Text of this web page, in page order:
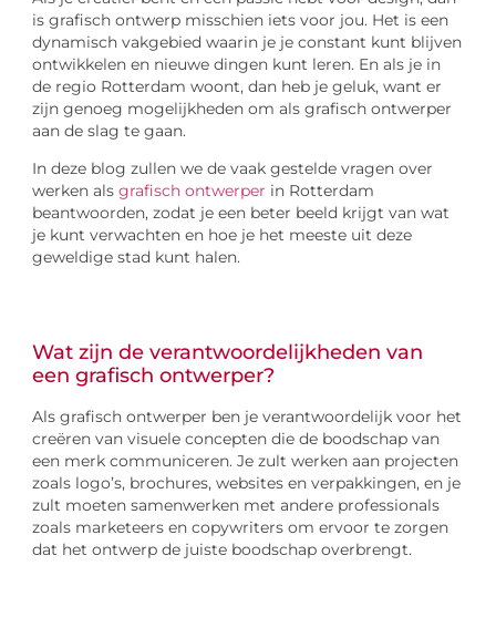
is grafisch ontwerp misschien iets voor jou. Het is een
dynamisch vakgebied waarin je je constant kunt blijven
ontwikkelen en nieuwe dingen kunt leren. En als je in
de regio Rotterdam woont, dan heb je geluk, want er
zijn genoeg mogelijkheden om als grafisch ontwerper
aan de slag te gaan.
In deze blog zullen we de vaak gestelde vragen over
werken alsgrafisch ontwerper in Rotterdam
beantwoorden, zodat je een beter beeld krijgt van wat
je kunt verwachten en hoe je het meeste uit deze
geweldige stad kunt halen.
Wat zijn de verantwoordelijkheden van
een grafisch ontwerper?
Als grafisch ontwerper ben je verantwoordelijk voor het
creëren van visuele concepten die de boodschap van
een merk communiceren. Je zult werken aan projecten
zoals logo’s, brochures, websites en verpakkingen, en je
zult moeten samenwerken met andere professionals
zoals marketeers en copywriters om ervoor te zorgen
dat het ontwerp de juiste boodschap overbrengt.